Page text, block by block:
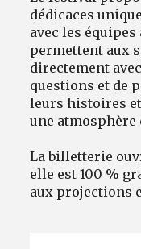
dédicaces
avec les
permettent aux
directement
questions et de
leurs histoires
une
La billetterie
elle est 100 %
aux projections